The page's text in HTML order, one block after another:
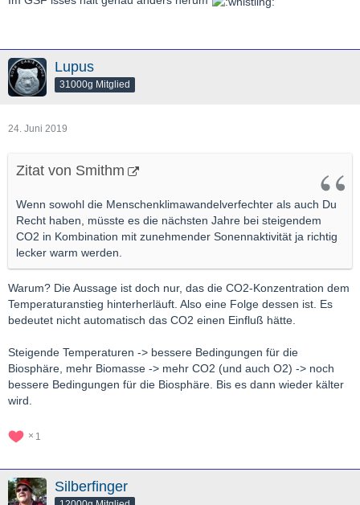
Lupus
31000g Mitglied
24. Juni 2019
Zitat von Smithm
Wenn sowohl die Menschenklimawandelverfechter als auch Du
Recht haben, müsste es die nächsten Jahre bei steigendem
CO2 in Kombination mit zunehmender Sonennaktivität ja richtig
lecker warm werden.
Warum? Die Aussage ist doch nur, das die CO2-Konzentration dem
Temperaturanstieg hinterherläuft. Also eine Folge dessen ist. Es
bedeutet nicht automatisch das CO2 einen Einfluß hätte.
Steigende Temperaturen -> bessere Bedingungen für die
Biosphäre, mehr Biomasse -> mehr CO2 (und auch O2) -> noch
bessere Bedingungen für die Biosphäre. Bis es dann wieder kälter
wird.
1
Silberfinger